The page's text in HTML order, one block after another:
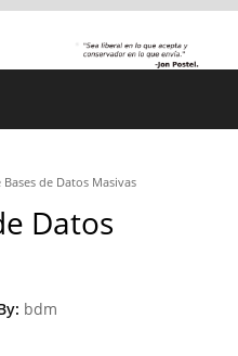
Bases de Datos Masivas
Datos
bdm